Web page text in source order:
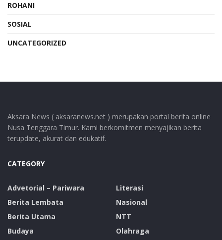
ROHANI
SOSIAL
UNCATEGORIZED
Aksara News ( aksaranews.net ) merupakan portal berita online
Nusa Tenggara Timur. Kami berkomitmen menyajikan berita
terupdate, akurat dan edukatif.
CATEGORY
Advetorial – Pariwara
Berita Lembata
Berita Utama
Budaya
Literasi
Nasional
NTT
Olahraga